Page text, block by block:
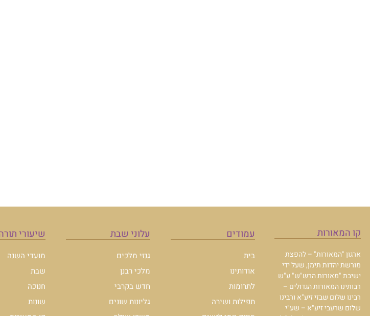
קו המאורות
ארגון "המאורות" – להפצת
מורשת יהדות תימן, שעל ידי
ישיבת "מאורות הרש"ש" ע"ש
רבותינו המאורות הגדולים –
רבינו שלום שבזי זיע"א ורבינו
שלום שרעבי זיע"א – שע"י
עמודים
בית
אודותינו
לתרומות
תפילות ושירה
עלוני שבת
גנזי מלכים
מלכי רבנן
חדש בקרבי
גליונות שונים
שיעורי
מועדי השנה
שבת
חנוכה
שונות